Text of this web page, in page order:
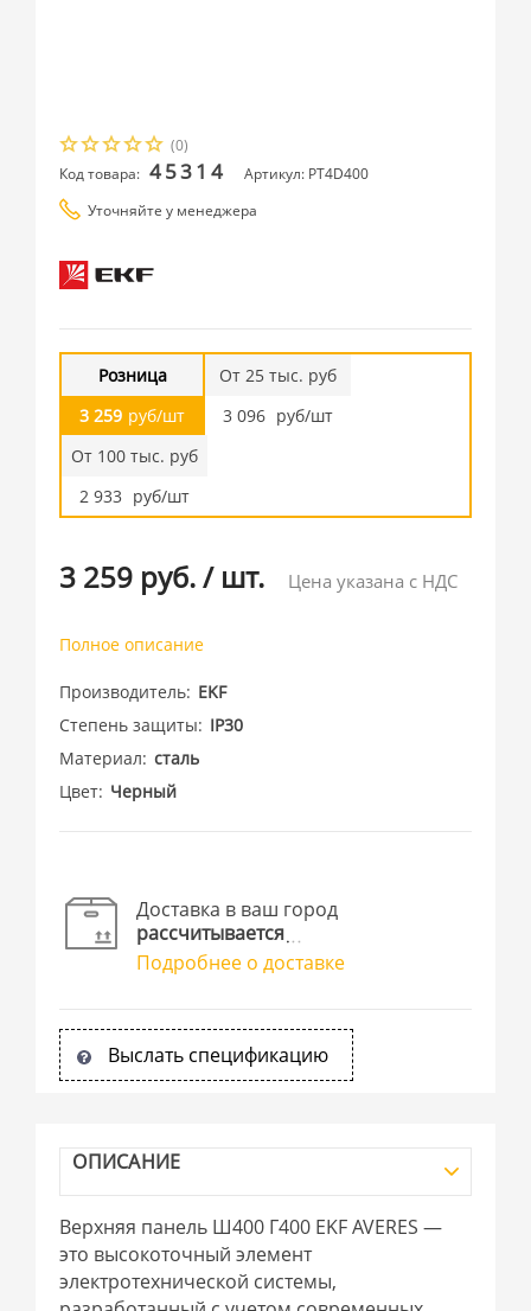
(0)
Код товара: 45314
Артикул: PT4D400
Уточняйте у менеджера
Розница
3 259 руб/шт
От 25 тыс. руб
3 096 руб/шт
От 100 тыс. руб
2 933 руб/шт
3 259 руб./ шт. Цена указана с НДС
Полное описание
Производитель EKF
Степень защиты
IP30
Материал сталь
Цвет Черный
Доставка в ваш город
рассчитывается
Подробнее о доставке
Выслать спецификацию
ОПИСАНИЕ
Верхняя панель Ш400 Г400 EKF AVERES —
это высокоточный элемент
электротехнической системы,